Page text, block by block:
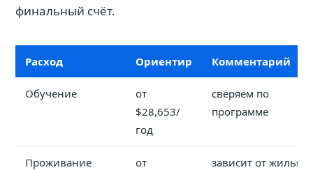
финальный счёт.
Расход Ориентир Комментарий
Обучение
от
$28,653/
год
сверяем по
программе
Проживание
от
зависит от жилья